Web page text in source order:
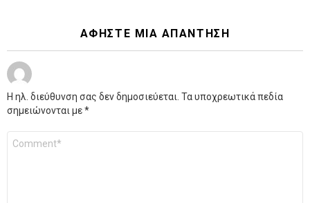
ΑΦΉΣΤΕ ΜΙΑ ΑΠΆΝΤΗΣΗ
Η ηλ. διεύθυνση σας δεν δημοσιεύεται. Τα υποχρεωτικά πεδία
σημειώνονται με*